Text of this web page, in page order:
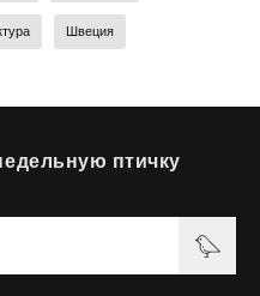
Швеция
птичку